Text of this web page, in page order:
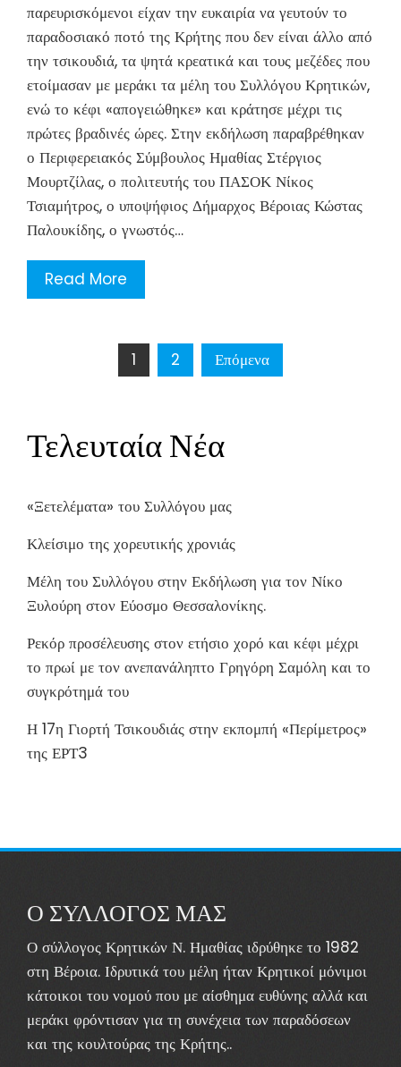
παρευρισκόμενοι είχαν την ευκαιρία να γευτούν το
παραδοσιακό ποτό της Κρήτης που δεν είναι άλλο από
την τσικουδιά, τα ψητά κρεατικά και τους μεζέδες που
ετοίμασαν με μεράκι τα μέλη του Συλλόγου Κρητικών,
ενώ το κέφι «απογειώθηκε» και κράτησε μέχρι τις
πρώτες βραδινές ώρες. Στην εκδήλωση παραβρέθηκαν
ο Περιφερειακός Σύμβουλος Ημαθίας Στέργιος
Μουρτζίλας, ο πολιτευτής του ΠΑΣΟΚ Νίκος
Τσιαμήτρος, ο υποψήφιος Δήμαρχος Βέροιας Κώστας
Παλουκίδης, ο γνωστός…
Read More
Σελιδοποίηση
1 2 Επόμενα
Τελευταία Νέα
«Ξετελέματα» του Συλλόγου μας
Κλείσιμο της χορευτικής χρονιάς
Μέλη του Συλλόγου στην Εκδήλωση για τον Νίκο
Ξυλούρη στον Εύοσμο Θεσσαλονίκης.
Ρεκόρ προσέλευσης στον ετήσιο χορό και κέφι μέχρι
το πρωί με τον ανεπανάληπτο Γρηγόρη Σαμόλη και το
συγκρότημά του
Η 17η Γιορτή Τσικουδιάς στην εκπομπή «Περίμετρος»
της ΕΡΤ3
Ο ΣΥΛΛΟΓΟΣ ΜΑΣ
Ο σύλλογος Κρητικών Ν. Ημαθίας ιδρύθηκε το 1982
στη Βέροια. Ιδρυτικά του μέλη ήταν Κρητικοί μόνιμοι
κάτοικοι του νομού που με αίσθημα ευθύνης αλλά και
μεράκι φρόντισαν για τη συνέχεια των παραδόσεων
και της κουλτούρας της Κρήτης..